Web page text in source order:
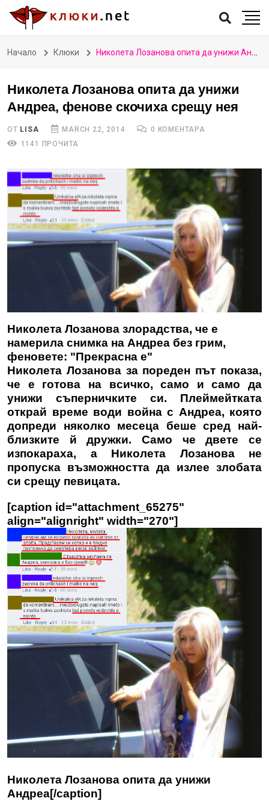
Начало Клюки Николета Лозанова опита да унижи Андреа, фенове скочиха срещу нея
Николета Лозанова опита да унижи
Андреа, фенове скочиха срещу нея
ОТ LISA MARCH 22, 2014
0 КОМЕНТАРА
1141 ПРОЧИТА
Николета Лозанова злорадства, че е
намерила снимка на Андреа без грим,
феновете: "Прекрасна е"
Николета Лозанова за пореден път показа,
че е готова на всичко, само и само да
унижи съперничките си. Плеймейтката
открай време води война с Андреа, която
допреди няколко месеца беше сред най-
близките й дружки. Само че двете се
изпокараха, а Николета Лозанова не
пропуска възможността да излее злобата
си срещу певицата.
[caption id="attachment_65275"
align="alignright" width="270"]
Николета Лозанова опита да унижи
Андреа[/caption]